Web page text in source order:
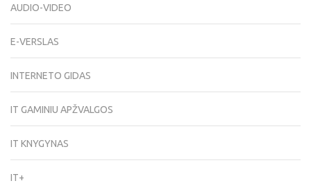
AUDIO-VIDEO
E-VERSLAS
INTERNETO GIDAS
IT GAMINIU APŽVALGOS
IT KNYGYNAS
IT+